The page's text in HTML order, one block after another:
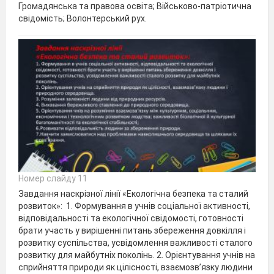
Громадянська та правова освіта; Військово-патріотична
свідомість; Волонтерський рух.
Номер слайду 11
Завдання наскрізної лінії «Екологічна безпека та сталий
розвиток»: 1. Формування в учнів соціальної активності,
відповідальності та екологічної свідомості, готовності
брати участь у вирішенні питань збереження довкілля і
розвитку суспільства, усвідомлення важливості сталого
розвитку для майбутніх поколінь. 2. Орієнтування учнів на
сприйняття природи як цілісності, взаємозв’язку людини